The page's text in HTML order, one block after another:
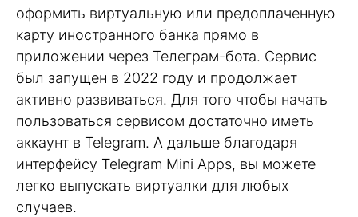
оформить виртуальную или предоплаченную
карту иностранного банка прямо в
приложении через Телеграм-бота. Сервис
был запущен в 2022 году и продолжает
активно развиваться. Для того чтобы начать
пользоваться сервисом достаточно иметь
аккаунт в Telegram. А дальше благодаря
интерфейсу Telegram Mini Apps, вы можете
легко выпускать виртуалки для любых
случаев.